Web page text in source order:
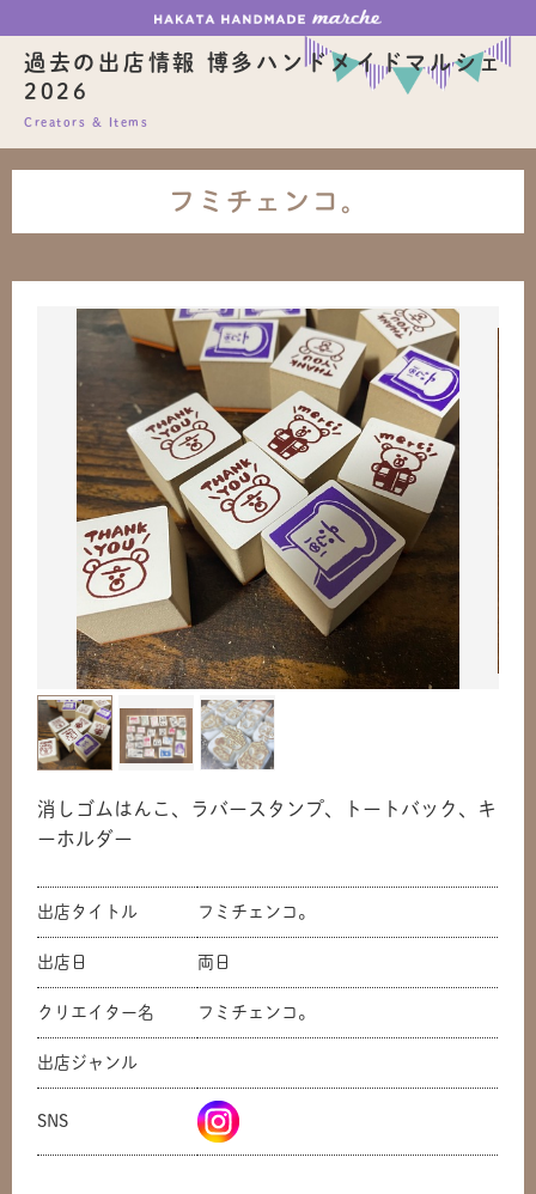
過去の出店情報 博多ハンドメイドマルシェ
2026
Creators & Items
フミチェンコ。
消しゴムはんこ、ラバースタンプ、トートバック、キ
ーホルダー
出店タイトル フミチェンコ。
出店日 両日
クリエイター名 フミチェンコ。
出店ジャンル
SNS